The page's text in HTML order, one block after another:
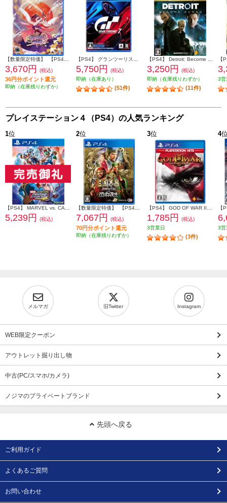
3,670円 (税込)
36円分ポイント還元
即納（在庫残りわずか）
5,750円
(税込)
即納（在庫あり）
(51件)
3,250円
(税込)
即納（在庫残りわずか）
(11件)
3営
プレイステーション４（PS4）の人気ランキング
1位
5,239円 (税込)
2位
7,067円 (税込)
70円分ポイント還元
即納（在庫残りわずか）
3位
1,785円
(税込)
3営業日
(3件)
4
3営
メルマガ 旧Twitter Instagram
WEB限定クーポン
アウトレット掘り出し物
中古(PC/スマホ/カメラ)
ノジマのプライベートブランド
先頭へ戻る
ご利用ガイド
よくあるご質問
お問い合わせ